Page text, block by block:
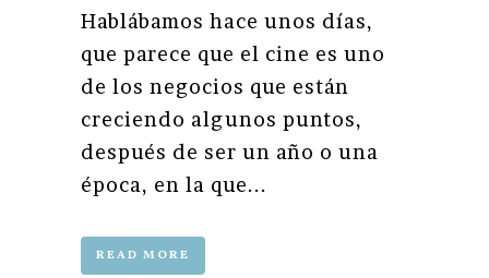
Hablábamos hace unos días,
que parece que el cine es uno
de los negocios que están
creciendo algunos puntos,
después de ser un año o una
época, en la que...
READ MORE